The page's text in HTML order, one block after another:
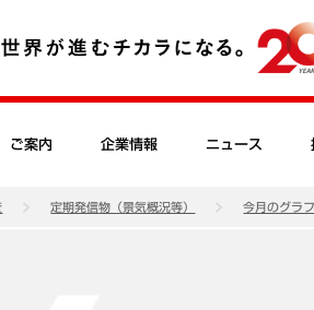
ご案内 企業情報 ニュース
定期発信物（景気概況等） 今月のグラフ